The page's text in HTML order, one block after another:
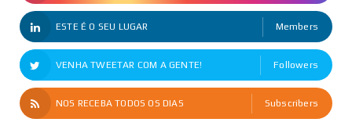
ESTE É O SEU LUGAR Members
VENHA TWEETAR COM A GENTE! Followers
NOS RECEBA TODOS OS DIAS Subscribers